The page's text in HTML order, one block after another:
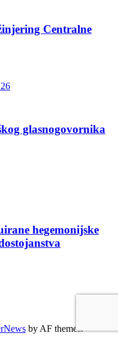
Centralne
glasnogovornika
hegemonijske
by AF themes.